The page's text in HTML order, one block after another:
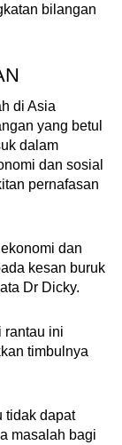
bilangan
di Asia
yang betul
dalam
dan sosial
pernafasan
dan
kesan buruk
Dr Dicky.
rantau ini
timbulnya
tidak dapat
masalah bagi